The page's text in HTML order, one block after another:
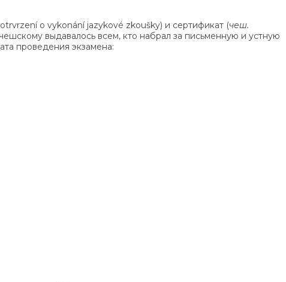
o vykonání jazykové zkoušky) и сертификат (чеш.
выдавалось всем, кто набрал за письменную и устную
проведения экзамена: